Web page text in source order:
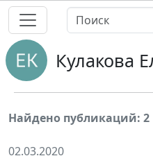
Кулакова
Найдено публикаций: 2
02.03.2020